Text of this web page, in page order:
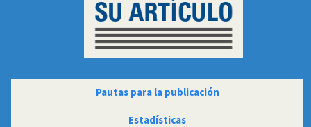
Pautas para la publicación
Estadísticas